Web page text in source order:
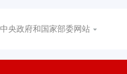
中央政府和国家部委网站